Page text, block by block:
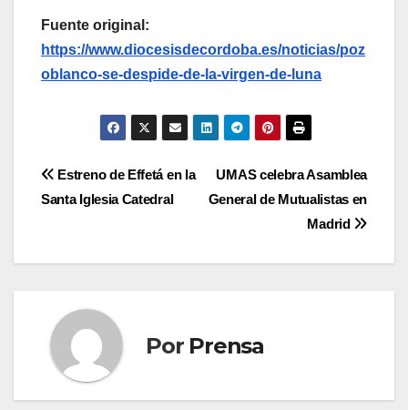
Fuente original:
https://www.diocesisdecordoba.es/noticias/poz
oblanco-se-despide-de-la-virgen-de-luna
Navegación
entradas
UMAS celebra Asamblea
General de Mutualistas en
Madrid
Estreno de Effetá en la
Santa Iglesia Catedral
Por Prensa